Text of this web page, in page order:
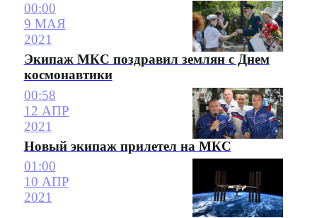
00:00
9 МАЯ
2021
Экипаж МКС поздравил землян с Днем
космонавтики
00:58
12 АПР
2021
Новый экипаж прилетел на МКС
01:00
10 АПР
2021